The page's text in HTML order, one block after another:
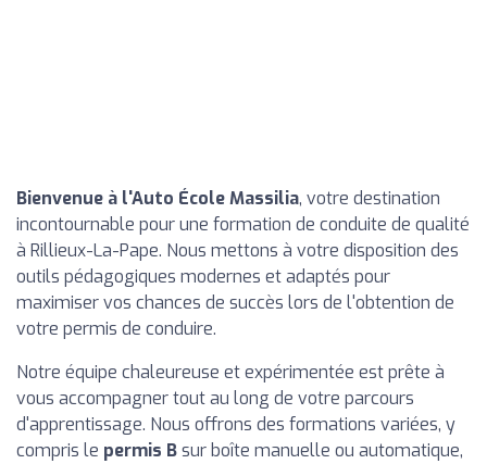
Bienvenue à l'Auto École Massilia, votre destination
incontournable pour une formation de conduite de qualité
à Rillieux-La-Pape. Nous mettons à votre disposition des
outils pédagogiques modernes et adaptés pour
maximiser vos chances de succès lors de l'obtention de
votre permis de conduire.
Notre équipe chaleureuse et expérimentée est prête à
vous accompagner tout au long de votre parcours
d'apprentissage. Nous offrons des formations variées, y
compris le permis Bsur boîte manuelle ou automatique,